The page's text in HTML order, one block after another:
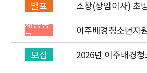
발표
소장(상임이사) 초
자 발표 및 면접 심
채용공
고
이주배경청소년지
이사) 초빙 공고
모집
2026년 이주배경
업 ‘레인보우스쿨’ 개설기관 신청 공